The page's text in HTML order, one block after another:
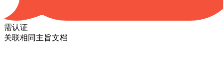
需认证
关联相同主旨文档